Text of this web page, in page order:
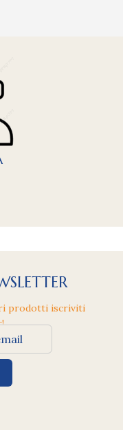
prodotti iscriviti